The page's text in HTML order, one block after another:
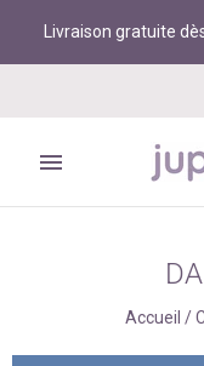
Livraison gratuite
Accueil /